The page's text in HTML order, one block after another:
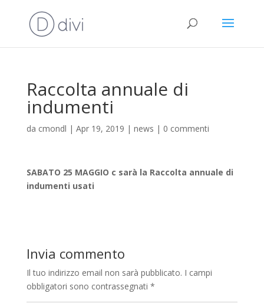
Raccolta annuale di
indumenti
da cmondl | Apr 19, 2019 | news | 0 commenti
SABATO 25 MAGGIO c sarà la Raccolta annuale di
indumenti usati
Invia commento
Il tuo indirizzo email non sarà pubblicato. I campi
obbligatori sono contrassegnati *